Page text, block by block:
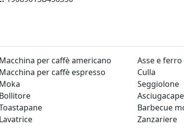
Macchina per caffè americano
Macchina per caffè espresso
Moka
Bollitore
Lavatrice
Asse e
Culla
Seggiolone
Barbecue
Zanzariere